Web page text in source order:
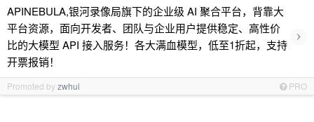
APINEBULA,银河录像局旗下的企业级 AI 聚合平台，背靠大
平台资源，面向开发者、团队与企业用户提供稳定、高性价
比的大模型 API 接入服务！各大满血模型，低至1折起，支持
开票报销！
›
Promoted byzwhui PRO